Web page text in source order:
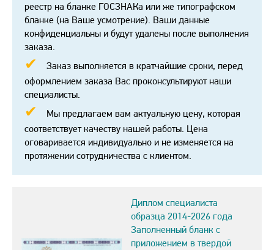
реестр на бланке ГОСЗНАКа или же типографском
бланке (на Ваше усмотрение). Ваши данные
конфиденциальны и будут удалены после выполнения
заказа.
Заказ выполняется в кратчайшие сроки, перед
оформлением заказа Вас проконсультируют наши
специалисты.
Мы предлагаем вам актуальную цену, которая
соответствует качеству нашей работы. Цена
оговаривается индивидуально и не изменяется на
протяжении сотрудничества с клиентом.
Диплом специалиста
образца 2014-2026 года
Заполненный бланк с
приложением в твердой